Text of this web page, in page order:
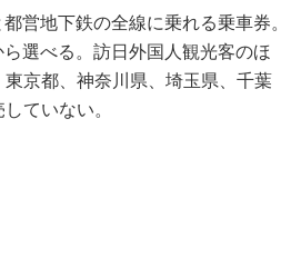
営地下鉄の全線に乗れる乗車券。
選べる。訪日外国人観光客のほ
京都、神奈川県、埼玉県、千葉
ていない。